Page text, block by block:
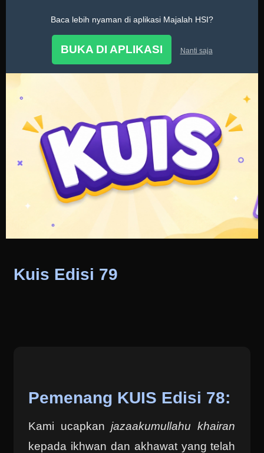
Baca lebih nyaman di aplikasi Majalah HSI?
BUKA DI APLIKASI Nanti saja
Kuis Edisi 79
Pemenang KUIS Edisi 78:
Kami ucapkanjazaakumullahu khairan
kepada ikhwan dan akhawat yang telah